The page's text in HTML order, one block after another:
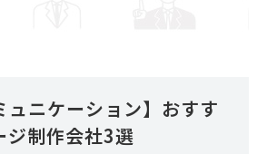
ュニケーション】おすす
ジ制作会社3選